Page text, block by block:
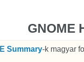
GNOME
Summary-k magyar